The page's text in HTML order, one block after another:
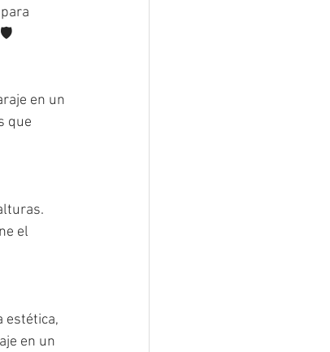
en un
que
el
estética,
en un